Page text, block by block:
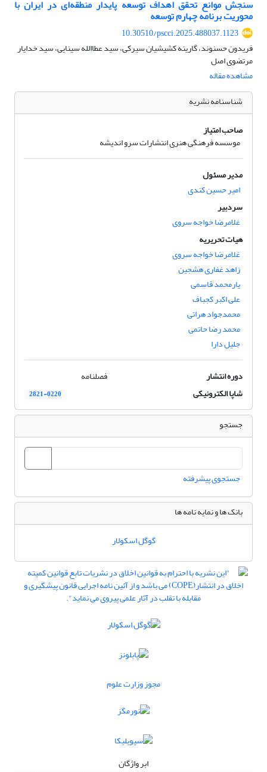
سنجش موانع تحقق اهداف توسعه پایدار منطقه‌ای در ایران با
محوریت برنامه چهارم توسعه
10.30510/pscci.2025.488037.1123
فریدون حسنوند، گارینه کشیشیان سیرکی، سید عطاالله سینایی، سید خدایار
مرتضوی اصل
مشاهده مقاله
شناسنامه نشریه
صاحب امتیاز
موسسه فرهنگی هنری انتشارات سرو اندیشه
مدیر مسئول
امیر حسین کندی
سردبیر
غلامرضا خواجه سروی
هیات تحریریه
غلامرضا خواجه سروی
زاهد غفاری هشجین
یارمحمد قاسمی
علی اکبر کجباف
محمدجواد هراتی
محمد رضا حاتمی
جلیل دارا
دوره انتشار
فصلنامه
شاپا الکترونیکی
2821-0220
جستجو
جستجوی پیشرفته
بانک ها و نمایه نامه ها
گوگل اسکولار
مجوز وزارت علوم
ابر واژگان